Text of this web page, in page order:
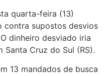
quarta-feira (13)
contra supostos desvios
dinheiro desviado iria
Santa Cruz do Sul (RS).
13 mandados de busca